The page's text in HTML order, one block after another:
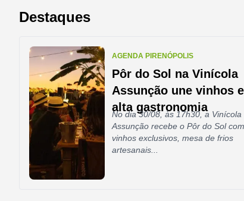
Destaques
AGENDA PIRENÓPOLIS
Pôr do Sol na Vinícola
Assunção une vinhos e
alta gastronomia
No dia 30/08, às 17h30, a Vinícola
Assunção recebe o Pôr do Sol com
vinhos exclusivos, mesa de frios
artesanais...